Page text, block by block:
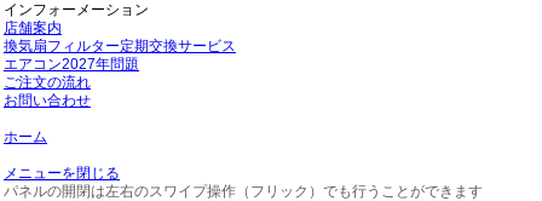
インフォーメーション
店舗案内
換気扇フィルター定期交換サービス
エアコン2027年問題
ご注文の流れ
お問い合わせ
ホーム
メニューを閉じる
パネルの開閉は左右のスワイプ操作（フリック）でも行うことができます